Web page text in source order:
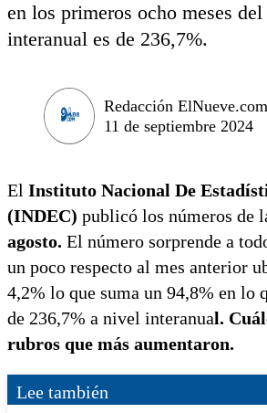
en los primeros ocho meses
interanual es de 236,7%.
Redacción ElNueve.com
11 de septiembre 2024
El Instituto Nacional De
(INDEC) publicó los números de
agosto. El número sorprende a
un poco respecto al mes anterior
4,2% lo que suma un 94,8% en lo
de 236,7% a nivel interanual.
rubros que más aumentaron.
Lee también